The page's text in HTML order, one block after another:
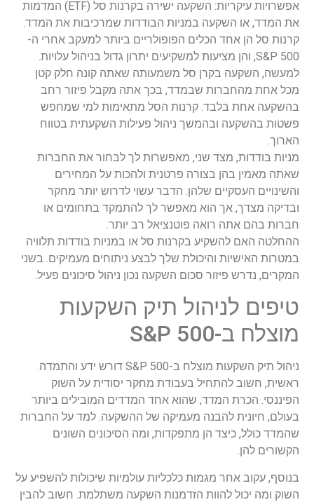
אפשרויות עיקריות: השקעה ישירה בקרנות סל (ETF) המדמות
את המדד, או השקעה במניות הבודדות שמרכיבות את המדד.
קרנות סל הן אחד הכלים הפופולריים ביותר למעקב אחרי ה-
S&P 500, והן מציעות למשקיעים יתרון גדול בניהול עלויות.
למעשה, השקעה בקרן סל משמעותה שאתה קונה חלק קטן
מכל אחת מהחברות שבמדד, בכך אתה מקבל פיזור רחב
בהשקעה אחת בלבד. קרנות הסל מתאימות למי שמחפש
פשטות בהשקעה ובהמשך ניהול פעילות השקעתית בטווח
הארוך.
מניות בודדות, מצד שני, מאפשרות לך לבחור את החברות
שאתה מאמין בהן בצורה פרטנית ולהכות על המחירים
והשינויים העסקיים שלהן. הדבר עשוי לדרוש יותר מחקר
ובדיקה מצדך, אך הוא מאפשר לך להתמקד בתחומים או
חברות בהם אתה רואה פוטנציאל רב יותר.
ההחלטה האם להשקיע בקרנות סל או במניות בודדות תלוויה
במטרות האישיות והיכולת שלך לבצע ניתוחים מעמיקים. בשני
המקרים, נדרש פיזור סכום השקעה נכון ניהול סיכונים פעיל.
טיפים לניהול תיק השקעות
מוצלח ב-S&P 500
ניהול תיק השקעות מוצלח ב-S&P 500 דורש ידע והתמדה.
ראשית, חשוב להתחיל בעבודת מחקר יסודית על השוק
הפיננסי. הכרת המדד, שהוא אחד המדדים המובילים ביותר
בעולם, חיונית להבנה מעמיקה של ההשקעה. למד על החברות
שהמדד כולל, כיצד הן מתפקדות, ומה הסיכונים השונים
הקשורים להן.
בנוסף, עקוב אחר מגמות כלכליות עולמיות שיכולות להשפיע על
השוק ומה יכול להוות הזדמנות השקעה משתלמת. חשוב להבין